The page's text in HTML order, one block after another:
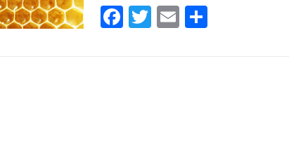
F
ac
T
w
E
m